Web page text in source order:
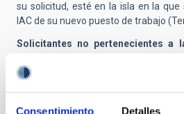
Consentimiento Detalles
su solicitud, esté en la isla en la que
IAC de su nuevo puesto de trabajo
Solicitantes no pertenecientes a
cuenta que antes de suscribir el